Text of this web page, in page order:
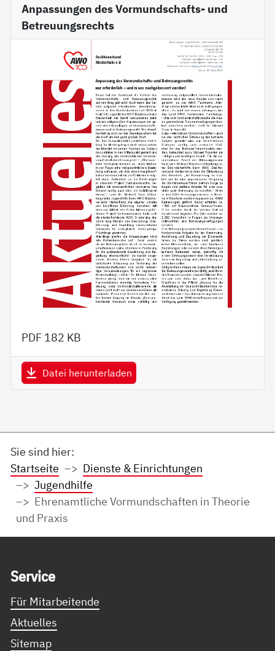
Anpassungen des Vormundschafts- und
Betreuungsrechts
PDF 182 KB
Datei herunterladen
Sie sind hier:
Startseite
Dienste & Einrichtungen
Jugendhilfe
Ehrenamtliche Vormundschaften in Theorie
und Praxis
Ser­vice
Für Mitarbeitende
Aktuelles
Sitemap